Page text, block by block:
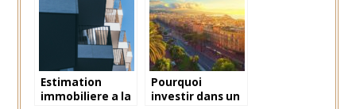
Estimation
immobiliere a la
Pourquoi
investir dans un